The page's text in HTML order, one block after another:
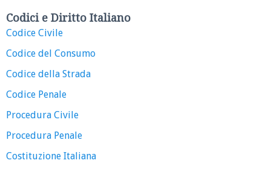
Codici e Diritto Italiano
Codice Civile
Codice del Consumo
Codice della Strada
Codice Penale
Procedura Civile
Procedura Penale
Costituzione Italiana